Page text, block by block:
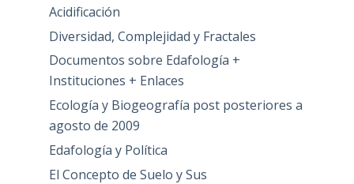
Acidificación
Diversidad, Complejidad y Fractales
Documentos sobre Edafología +
Instituciones + Enlaces
Ecología y Biogeografía post posteriores a
agosto de 2009
Edafología y Política
El Concepto de Suelo y Sus